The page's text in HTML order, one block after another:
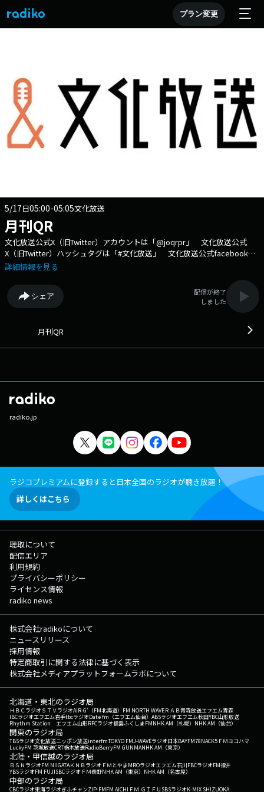
プラン変更
5/17日05:00-05:05文化放送
月刊QR
文化放送公式X（旧Twitter）アカウントは「@joqrpr」 文化放送公式
X（旧Twitter）ハッシュタグは「#文化放送」 文化放送公式facebookペ
ージは 「https://www.facebook.com/1134joqr」 文化放送公式LINEは
詳細情報を見る
シェア
配信が終了
しました
月刊QR
radiko.jp
ラジコプレミアムに登録すると日本全国のラジオが聴き放題！
詳しくはこちら
聴取について
配信エリア
利用規約
プライバシーポリシー
ライセンス情報
radiko news
株式会社radikoについて
ニュースリリース
採用情報
特定商取引に関する法律に基づく表示
株式会社メディアプラットフォームラボについて
北海道・東北のラジオ局
ＨＢＣラジオＳＴＶラジオAIR-G'（FM北海道） FM NORTH WAVEＲＡＢ青森放送エフエム青森
IBCラジオエフエム岩手tbcラジオDate fm（エフエム仙台） ABSラジオエフエム秋田YBC山形放送
Rhythm Station エフエム山形RFCラジオ福島ふくしまFMNHK AM（札幌） NHK AM（仙台）
関東のラジオ局
TBSラジオ文化放送ニッポン放送interfmTOKYO FMJ-WAVEラジオ日本BAYFM78NACK5 ＦＭヨコハマ
LuckyFM 茨城放送CRT栃木放送RadioBerryFM GUNMANHK AM（東京）
北陸・甲信越のラジオ局
ＢＳＮラジオFM NIIGATAＫＮＢラジオ ＦＭとやまMROラジオエフエム石川FBCラジオFM福井
YBSラジオFM FUJISBCラジオ ＦＭ長野NHK AM（東京） NHK AM（名古屋）
中部のラジオ局
CBCラジオ東海ラジオぎふチャンZIP-FMFM AICHI ＦＭ ＧＩＦＵ SBSラジオK-MIX SHIZUOKA